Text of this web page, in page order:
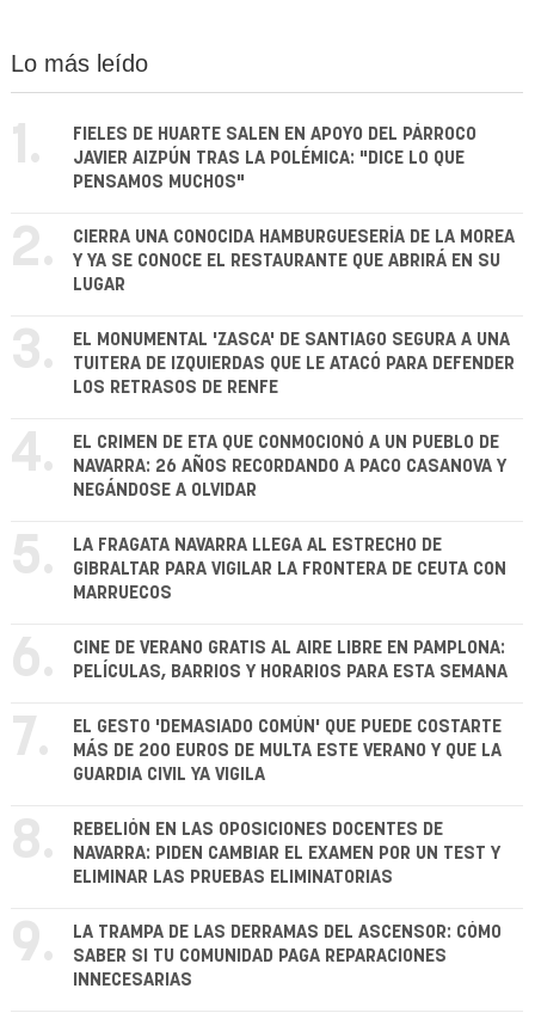
Lo más leído
1.
FIELES DE HUARTE SALEN EN APOYO DEL PÁRROCO
JAVIER AIZPÚN TRAS LA POLÉMICA: "DICE LO QUE
PENSAMOS MUCHOS"
2.
CIERRA UNA CONOCIDA HAMBURGUESERÍA DE LA MOREA
Y YA SE CONOCE EL RESTAURANTE QUE ABRIRÁ EN SU
LUGAR
3.
EL MONUMENTAL 'ZASCA' DE SANTIAGO SEGURA A UNA
TUITERA DE IZQUIERDAS QUE LE ATACÓ PARA DEFENDER
LOS RETRASOS DE RENFE
4.
EL CRIMEN DE ETA QUE CONMOCIONÓ A UN PUEBLO DE
NAVARRA: 26 AÑOS RECORDANDO A PACO CASANOVA Y
NEGÁNDOSE A OLVIDAR
5.
LA FRAGATA NAVARRA LLEGA AL ESTRECHO DE
GIBRALTAR PARA VIGILAR LA FRONTERA DE CEUTA CON
MARRUECOS
6.
CINE DE VERANO GRATIS AL AIRE LIBRE EN PAMPLONA:
PELÍCULAS, BARRIOS Y HORARIOS PARA ESTA SEMANA
7.
EL GESTO 'DEMASIADO COMÚN' QUE PUEDE COSTARTE
MÁS DE 200 EUROS DE MULTA ESTE VERANO Y QUE LA
GUARDIA CIVIL YA VIGILA
8.
REBELIÓN EN LAS OPOSICIONES DOCENTES DE
NAVARRA: PIDEN CAMBIAR EL EXAMEN POR UN TEST Y
ELIMINAR LAS PRUEBAS ELIMINATORIAS
9.
LA TRAMPA DE LAS DERRAMAS DEL ASCENSOR: CÓMO
SABER SI TU COMUNIDAD PAGA REPARACIONES
INNECESARIAS